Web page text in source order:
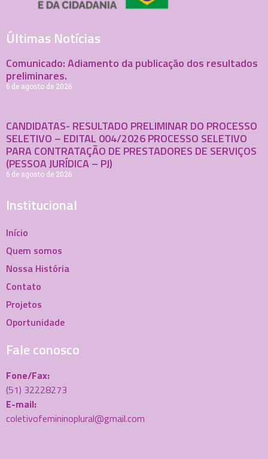
Últimas Notícias
Comunicado: Adiamento da publicação dos resultados
preliminares.
6 de agosto de 2026
CANDIDATAS- RESULTADO PRELIMINAR DO PROCESSO
SELETIVO – EDITAL 004/2026 PROCESSO SELETIVO
PARA CONTRATAÇÃO DE PRESTADORES DE SERVIÇOS
(PESSOA JURÍDICA – PJ)
6 de agosto de 2026
Institucional
Início
Quem somos
Nossa História
Contato
Projetos
Oportunidade
Fale conosco
Fone/Fax:
(51) 32228273
E-mail:
coletivofemininoplural@gmail.com